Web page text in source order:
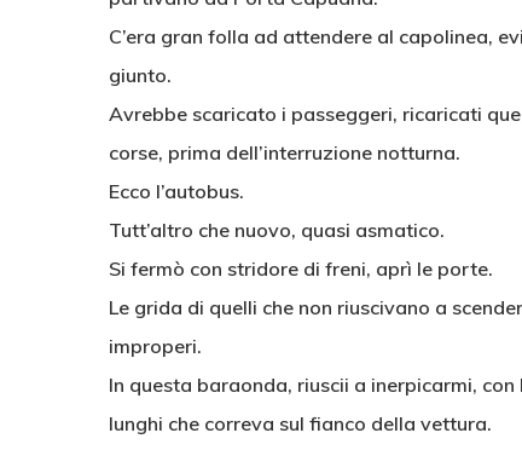
C’era gran folla ad attendere al capolinea,
giunto.
Avrebbe scaricato i passeggeri, ricaricati
corse, prima dell’interruzione notturna.
Ecco l’autobus.
Tutt’altro che nuovo, quasi asmatico.
Si fermò con stridore di freni, aprì le porte.
Le grida di quelli che non riuscivano a
improperi.
In questa baraonda, riuscii a inerpicarmi,
lunghi che correva sul fianco della vettura.